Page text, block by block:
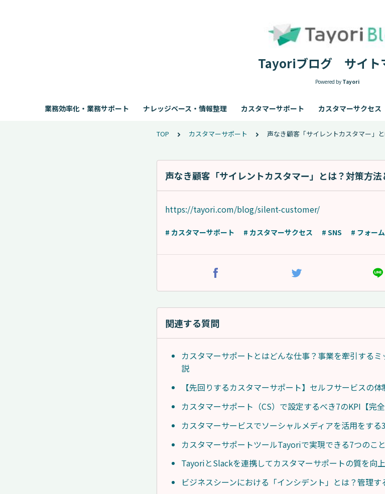
Tayoriブログ サイト
Powered by Tayori
業務効率化・業務サポート ナレッジベース・情報整理 カスタマーサポート カスタマーサクセス
TOP カスタマーサポート 声なき顧客「サイレントカスタマー」
声なき顧客「サイレントカスタマー」とは？対策方
https://tayori.com/blog/silent-customer/
# カスタマーサポート # カスタマーサクセス # SNS # フォーム
関連する質問
カスタマーサポートとはどんな仕事？事業を牽引する
説
【先回りするカスタマーサポート】セルフサービスの
カスタマーサポート（CS）で設定するべき7のKPI【完全
カスタマーサービスでソーシャルメディアを活用をする
カスタマーサポートツールTayoriで実現できる7つのこと
TayoriとSlackを連携してカスタマーサポートの質を向
ビジネスシーンにおける「インシデント」とは？管理